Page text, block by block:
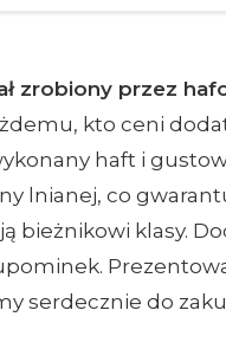
zrobiony przez
kto ceni
haft i
lnianej, co
bieżnikowi klasy.
serdecznie do